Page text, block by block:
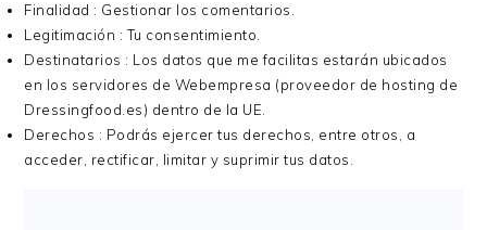
Finalidad : Gestionar los comentarios.
Legitimación : Tu consentimiento.
Destinatarios : Los datos que me facilitas estarán ubicados
en los servidores de Webempresa (proveedor de hosting de
Dressingfood.es) dentro de la UE.
Derechos : Podrás ejercer tus derechos, entre otros, a
acceder, rectificar, limitar y suprimir tus datos.